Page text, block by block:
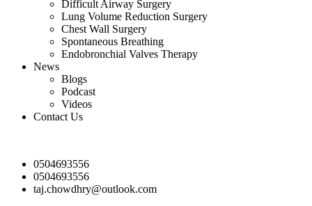
Difficult Airway Surgery
Lung Volume Reduction Surgery
Chest Wall Surgery
Spontaneous Breathing
Endobronchial Valves Therapy
News
Blogs
Podcast
Videos
Contact Us
0504693556
0504693556
taj.chowdhry@outlook.com